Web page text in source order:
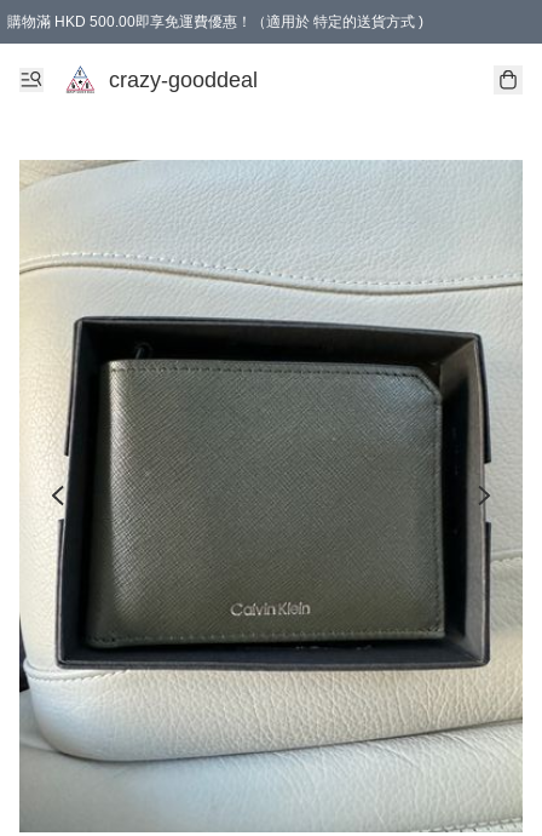
購物滿 HKD 500.00即享免運費優惠！（適用於 特定的送貨方式 )
成為會員可享免費禮品
crazy-gooddeal